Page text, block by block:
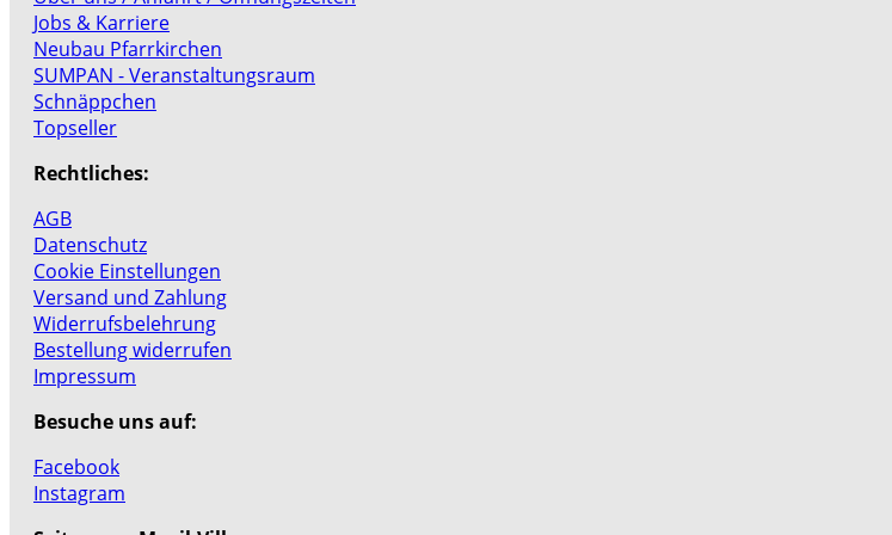
Jobs & Karriere
Neubau Pfarrkirchen
SUMPAN - Veranstaltungsraum
Schnäppchen
Topseller
Rechtliches:
AGB
Datenschutz
Cookie Einstellungen
Versand und Zahlung
Widerrufsbelehrung
Bestellung widerrufen
Impressum
Besuche uns auf:
Facebook
Instagram